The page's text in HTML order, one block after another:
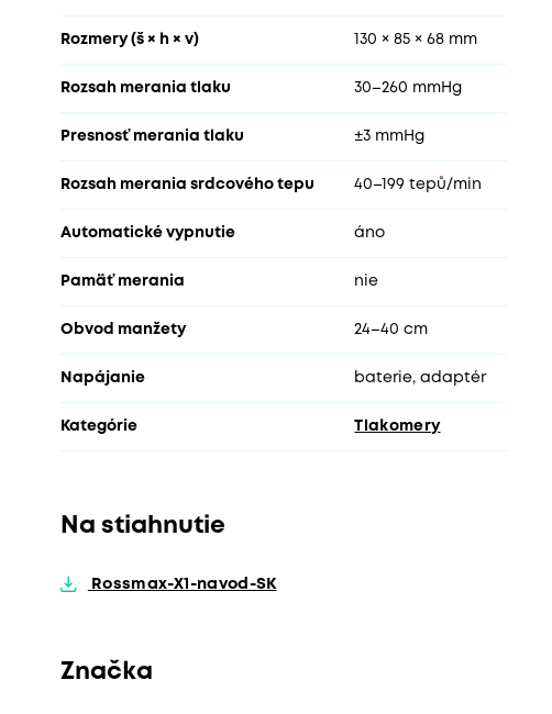
Rozmery (š × h × v) 130 × 85 × 68 mm
Rozsah merania tlaku 30–260 mmHg
Presnosť merania tlaku ±3 mmHg
Rozsah merania srdcového tepu 40–199 tepů/min
Automatické vypnutie áno
Pamäť merania nie
Obvod manžety 24–40 cm
Napájanie baterie, adaptér
Kategórie Tlakomery
Na stiahnutie
Rossmax-X1-navod-SK
Značka